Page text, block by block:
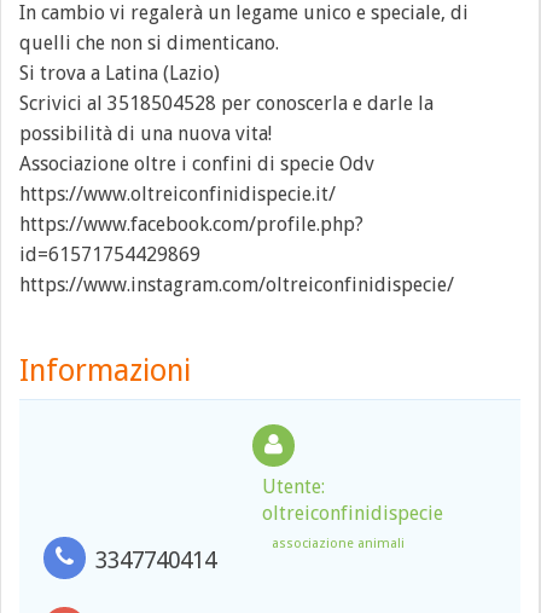
In cambio vi regalerà un legame unico e speciale, di
quelli che non si dimenticano.
Si trova a Latina (Lazio)
Scrivici al 3518504528 per conoscerla e darle la
possibilità di una nuova vita!
Associazione oltre i confini di specie Odv
https://www.oltreiconfinidispecie.it/
https://www.facebook.com/profile.php?
id=61571754429869
https://www.instagram.com/oltreiconfinidispecie/
Informazioni
3347740414
Utente:
oltreiconfinidispecie
associazione animali